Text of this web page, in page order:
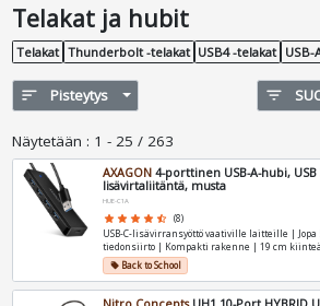
Telakat ja hubit
Telakat Thunderbolt -telakat USB4 -telakat USB-
sort Pisteytys filter_list
Näytetään : 1 - 25 / 263
AXAGON 4-porttinen USB-A-hubi, USB
lisävirtaliitäntä, musta
HUE-C1A
star star star star star_half (8)
USB-C-lisävirransyöttö vaativille laitteille | Jopa
tiedonsiirto | Kompakti rakenne | 19 cm
local_offerBack to School